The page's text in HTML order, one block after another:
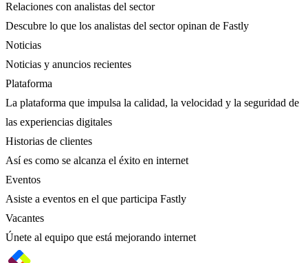
Relaciones con analistas del sector
Descubre lo que los analistas del sector opinan de Fastly
Noticias
Noticias y anuncios recientes
Plataforma
La plataforma que impulsa la calidad, la velocidad y la seguridad de
las experiencias digitales
Historias de clientes
Así es como se alcanza el éxito en internet
Eventos
Asiste a eventos en el que participa Fastly
Vacantes
Únete al equipo que está mejorando internet